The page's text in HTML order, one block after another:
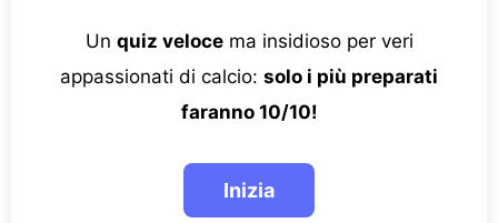
Un quiz velocema insidioso per veri
appassionati di calcio: solo i più preparati
faranno 10/10!